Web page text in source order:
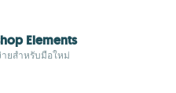
Elements
ายสำหรับมือใหม่